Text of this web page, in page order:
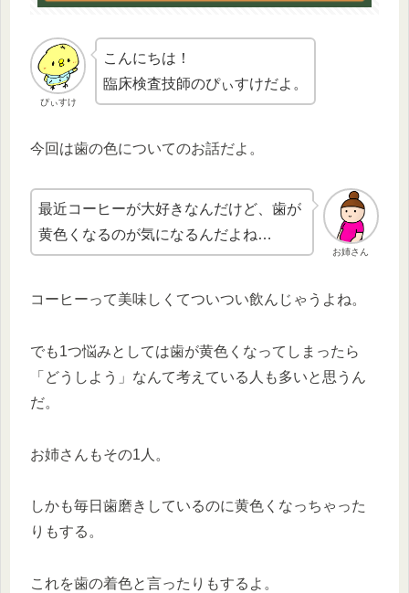
ぴぃすけ
こんにちは！
臨床検査技師のぴぃすけだよ。
今回は歯の色についてのお話だよ。
お姉さん
最近コーヒーが大好きなんだけど、歯が
黄色くなるのが気になるんだよね…
コーヒーって美味しくてついつい飲んじゃうよね。
でも1つ悩みとしては歯が黄色くなってしまったら
「どうしよう」なんて考えている人も多いと思うん
だ。
お姉さんもその1人。
しかも毎日歯磨きしているのに黄色くなっちゃった
りもする。
これを歯の着色と言ったりもするよ。